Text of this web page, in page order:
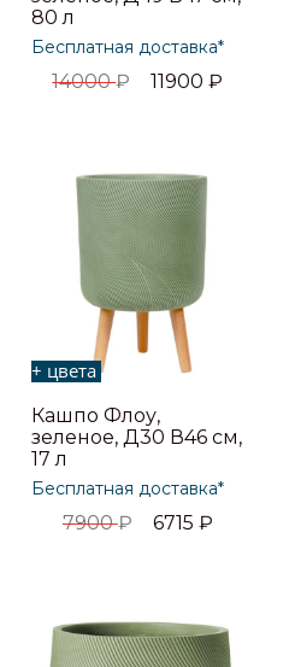
80 л
Бесплатная доставка*
14000₽ 11900₽
+ цвета
Кашпо Флоу,
зеленое, Д30 В46 см,
17 л
Бесплатная доставка*
7900₽ 6715 ₽